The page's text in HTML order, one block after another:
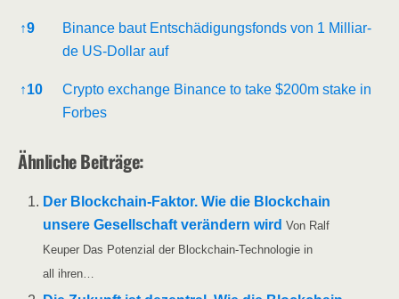
↑9
Binan­ce baut Ent­schä­di­gungs­fonds von 1 Mil­li­ar­
de US-Dol­lar auf
↑10
Cryp­to exch­an­ge Binan­ce to take $200m sta­ke in
Forbes
Ähn­li­che Beiträge:
Der Block­chain-Fak­­tor. Wie die Block­chain
unse­re Gesell­schaft ver­än­dern wird Von Ralf
Keu­per Das Poten­zi­al der Block­chain-Tech­­no­­lo­­gie in
all ihren…